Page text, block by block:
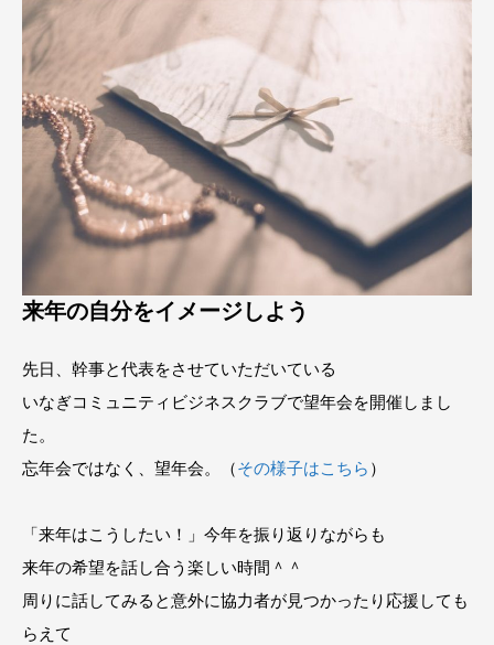
来年の自分をイメージしよう
先日、幹事と代表をさせていただいている
いなぎコミュニティビジネスクラブで望年会を開催しまし
た。
忘年会ではなく、望年会。（その様子はこちら ）
「来年はこうしたい！」今年を振り返りながらも
来年の希望を話し合う楽しい時間＾＾
周りに話してみると意外に協力者が見つかったり応援しても
らえて